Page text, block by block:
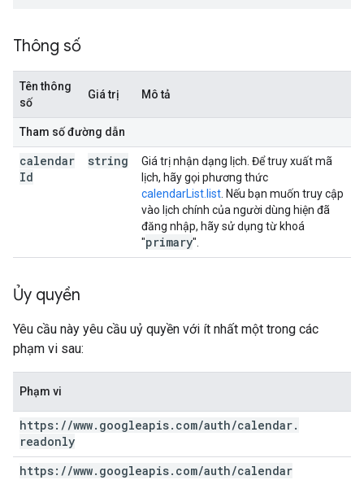
Thông số
Tên thông
số
Giá trị Mô tả
Tham số đường dẫn
calendar
Id
string
Giá trị nhận dạng lịch. Để truy xuất mã
lịch, hãy gọi phương thức
calendarList.list . Nếu bạn muốn truy cập
vào lịch chính của người dùng hiện đã
đăng nhập, hãy sử dụng từ khoá
"primary".
Ủy quyền
Yêu cầu này yêu cầu uỷ quyền với ít nhất một trong các
phạm vi sau:
Phạm vi
https: //www. googleapis. com/auth/calendar.
readonly
https: //www. googleapis. com/auth/calendar